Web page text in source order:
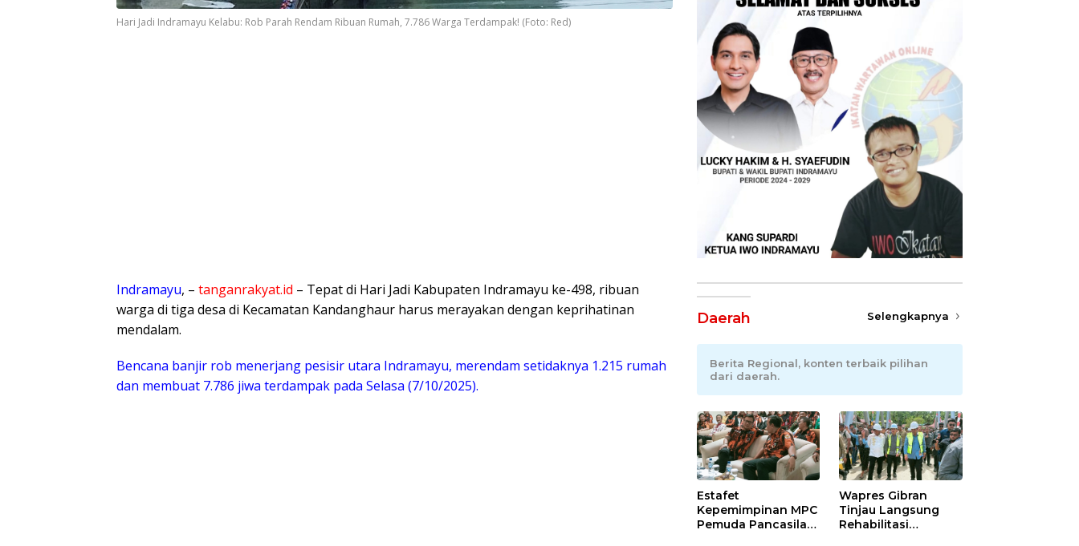
Hari Jadi Indramayu Kelabu: Rob Parah Rendam Ribuan Rumah, 7.786 Warga Terdampak! (Foto: Red)
Indramayu, – tanganrakyat.id – ​Tepat di Hari Jadi Kabupaten Indramayu ke-498, ribuan
warga di tiga desa di Kecamatan Kandanghaur harus merayakan dengan keprihatinan
mendalam.
Bencana banjir rob menerjang pesisir utara Indramayu, merendam setidaknya 1.215 rumah
dan membuat 7.786 jiwa terdampak pada Selasa (7/10/2025).
Daerah Selengkapnya
Berita Regional, konten terbaik pilihan
dari daerah.
Estafet
Kepemimpinan MPC
Pemuda Pancasila
Wapres Gibran
Tinjau Langsung
Rehabilitasi